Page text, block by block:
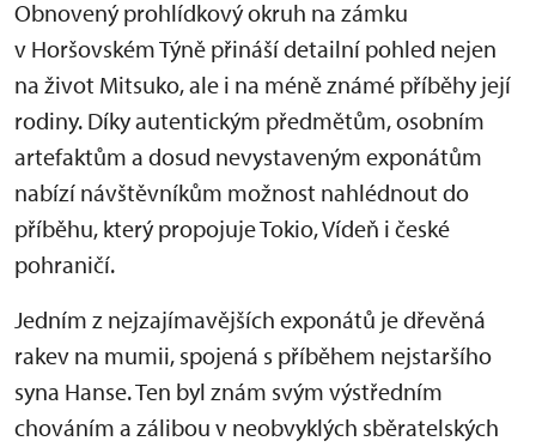
Obnovený prohlídkový okruh na zámku
v Horšovském Týně přináší detailní pohled nejen
na život Mitsuko, ale i na méně známé příběhy její
rodiny. Díky autentickým předmětům, osobním
artefaktům a dosud nevystaveným exponátům
nabízí návštěvníkům možnost nahlédnout do
příběhu, který propojuje Tokio, Vídeň i české
pohraničí.
Jedním z nejzajímavějších exponátů je dřevěná
rakev na mumii, spojená s příběhem nejstaršího
syna Hanse. Ten byl znám svým výstředním
chováním a zálibou v neobvyklých sběratelských